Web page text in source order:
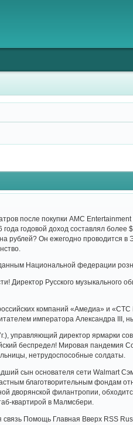
после покупки AMC Entertainment
годовой доход составлял более
рублей? Он ежегодно проводится
Национальной федерации
Директор Русского музыкального
компаний «Амедиа» и
императора Александра III,
управляющий директор ярмарки
беспредел! Мировая пандемия
нетрудоспособные солдаты.
сын основателя сети Walmart
благотворительным фондам
дворянской филантропии,
квартирой в Малмсбери.
Помощь Главная Вверх RSS